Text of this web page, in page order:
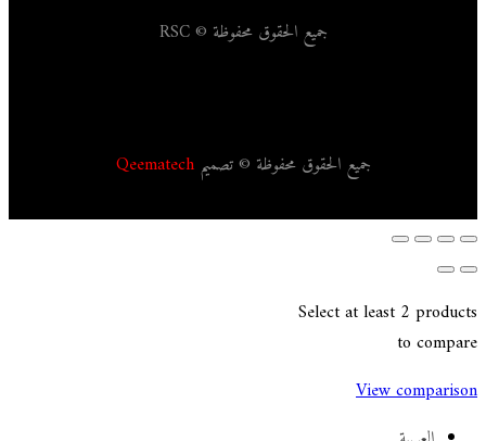
جميع الحقوق محفوظة © RSC
جميع الحقوق محفوظة © تصميمQeematech
Select at least 2 products
to compare
View comparison